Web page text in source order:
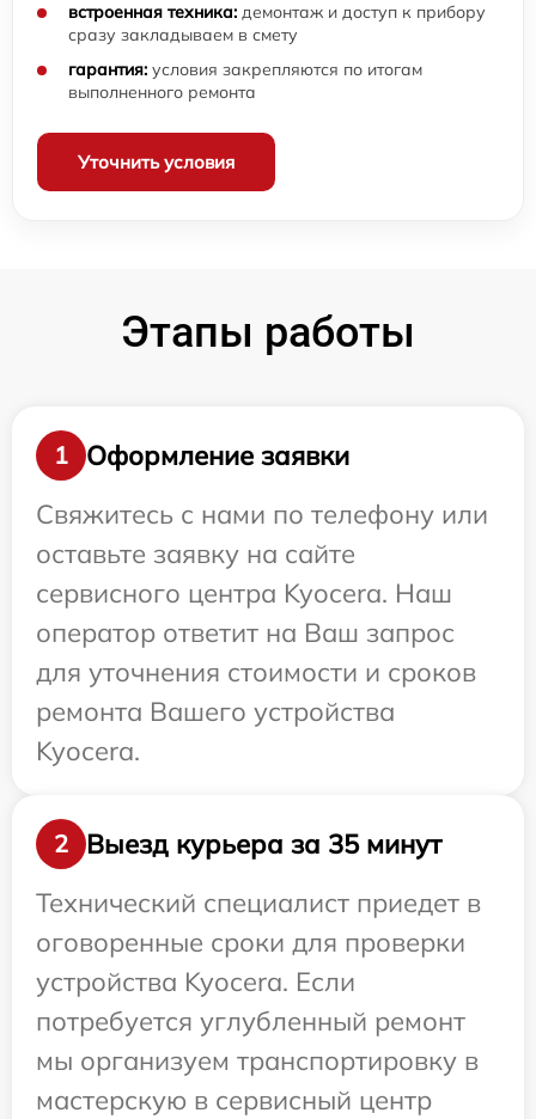
встроенная техника: демонтаж и доступ к прибору
сразу закладываем в смету
гарантия: условия закрепляются по итогам
выполненного ремонта
Уточнить условия
Этапы работы
1
Оформление заявки
Свяжитесь с нами по телефону или
оставьте заявку на сайте
сервисного центра Kyocera. Наш
оператор ответит на Ваш запрос
для уточнения стоимости и сроков
ремонта Вашего устройства
Kyocera.
2
Выезд курьера за 35 минут
Технический специалист приедет в
оговоренные сроки для проверки
устройства Kyocera. Если
потребуется углубленный ремонт
мы организуем транспортировку в
мастерскую в сервисный центр